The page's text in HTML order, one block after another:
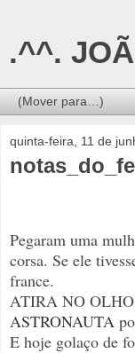
.^^.
quinta-feira, 11 de
Pegaram uma
corsa. Se ele
france.
ATIRA NO
ASTRONAUTA
E hoje golaço de